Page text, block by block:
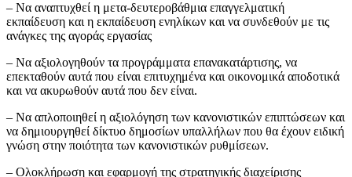
– Να αναπτυχθεί η μετα-δευτεροβάθμια επαγγελματική
εκπαίδευση και η εκπαίδευση ενηλίκων και να συνδεθούν με τις
ανάγκες της αγοράς εργασίας
– Να αξιολογηθούν τα προγράμματα επανακατάρτισης, να
επεκταθούν αυτά που είναι επιτυχημένα και οικονομικά αποδοτικά
και να ακυρωθούν αυτά που δεν είναι.
– Να απλοποιηθεί η αξιολόγηση των κανονιστικών επιπτώσεων και
να δημιουργηθεί δίκτυο δημοσίων υπαλλήλων που θα έχουν ειδική
γνώση στην ποιότητα των κανονιστικών ρυθμίσεων.
– Ολοκλήρωση και εφαρμογή της στρατηγικής διαχείρισης